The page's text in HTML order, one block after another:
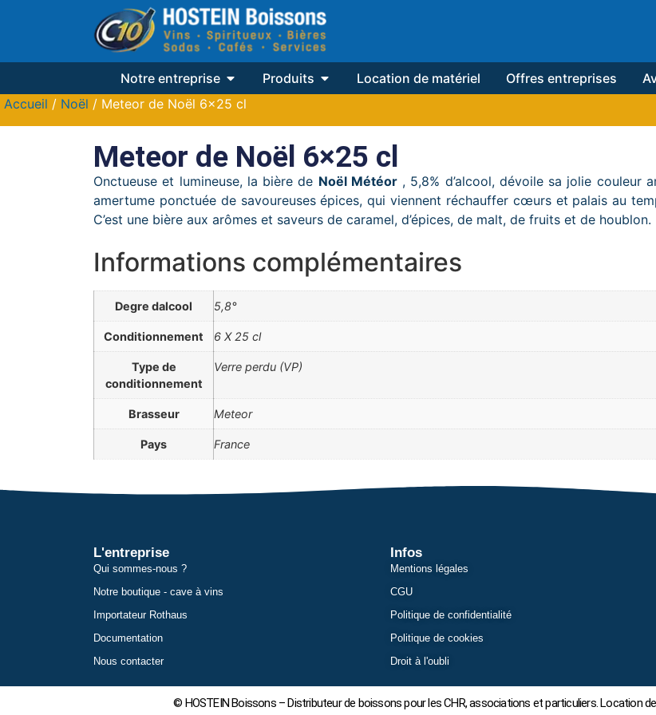
Notre entreprise Produits Location de matériel Offres entreprises
Accueil / Noël / Meteor de Noël 6×25 cl
Meteor de Noël 6×25 cl
Onctueuse et lumineuse, la bière de Noël Météor, 5,8% d’alcool, dévoile sa jolie couleur
amertume ponctuée de savoureuses épices, qui viennent réchauffer cœurs et palais au
C’est une bière aux arômes et saveurs de caramel, d’épices, de malt, de fruits et de houblon.
Informations complémentaires
Degre dalcool 5,8°
Conditionnement 6 X 25 cl
Type de
conditionnement
Verre perdu (VP)
Brasseur Meteor
Pays France
L'entreprise
Qui sommes-nous ?
Notre boutique - cave à vins
Importateur Rothaus
Documentation
Nous contacter
Infos
Mentions légales
CGU
Politique de confidentialité
Politique de cookies
Droit à l'oubli
© HOSTEIN Boissons – Distributeur de boissons pour les CHR, associations et particuliers. Location